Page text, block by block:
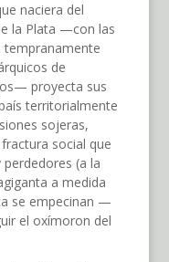
naciera del
la Plata —con las
tempranamente
de
proyecta sus
territorialmente
sojeras,
social que
(a la
a medida
se empecinan —
el oxímoron del